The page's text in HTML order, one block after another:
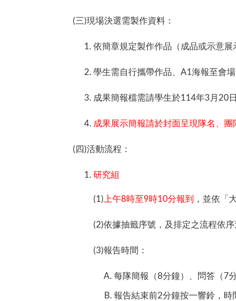
(三)現場決選需製作資料：
依簡章規定製作作品（成品或示意展
學生需自行攜帶作品、A1海報至會場
成果簡報檔需請學生於114年3月20
成果展示簡報請於封面呈現隊名、
(四)活動流程：
研究組
(1) 上午8時至9時10分報到 ，並依「
(2)依據抽籤序號，及排定之流程依
(3)報告時間：
每隊簡報（8分鐘）、問答（7
報告結束前2分鐘按一響鈴，時